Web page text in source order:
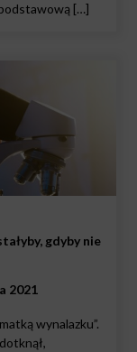
[…]
gdyby nie
2021
wynalazku”.